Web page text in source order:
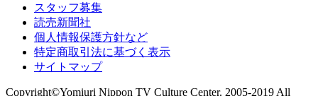
スタッフ募集
読売新聞社
個人情報保護方針など
特定商取引法に基づく表示
サイトマップ
Copyright©Yomiuri Nippon TV Culture Center. 2005-2019 All